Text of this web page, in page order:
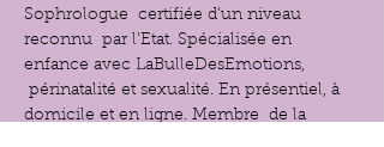
Sophrologue  certifiée d'un niveau
reconnu  par l'Etat. Spécialisée en
enfance avec LaBulleDesEmotions,
périnatalité et sexualité. En présentiel, à
domicile et en ligne. Membre  de la